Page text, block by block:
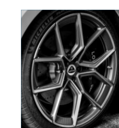
spelar service en
avgörande roll. Rätt
skött kan...